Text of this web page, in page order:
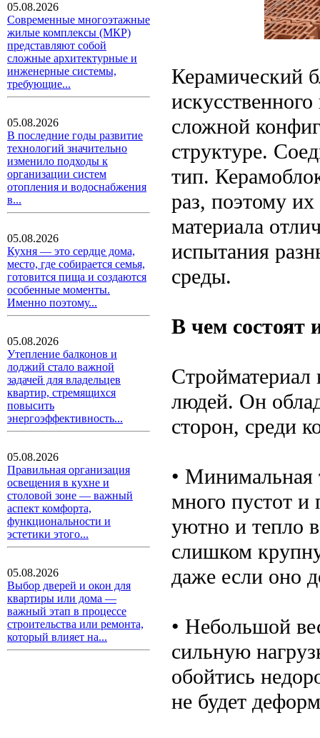
05.08.2026
Современные многоэтажные
жилые комплексы (МКР)
представляют собой
сложные архитектурные и
инженерные системы,
требующие...
05.08.2026
В последние годы развитие
технологий значительно
изменило подходы к
организации систем
отопления и водоснабжения
в...
05.08.2026
Кухня — это сердце дома,
место, где собирается семья,
готовится пища и создаются
особенные моменты.
Именно поэтому...
05.08.2026
Утепление балконов и
лоджий стало важной
задачей для владельцев
квартир, стремящихся
повысить
энергоэффективность...
05.08.2026
Правильная организация
освещения в кухне и
столовой зоне — важный
аспект комфорта,
функциональности и
эстетики этого...
05.08.2026
Выбор дверей и окон для
квартиры или дома —
важный этап в процессе
строительства или ремонта,
который влияет на...
Керамический
сложной
структуре.
тип.
раз, поэтому
материала
испытания
среды.
В чем состоят
Стройматериал
людей. Он
сторон, среди
• Минимальная
много пустот и
уютно и тепло
слишком
даже если оно
• Небольшой
сильную
обойтись
не будет